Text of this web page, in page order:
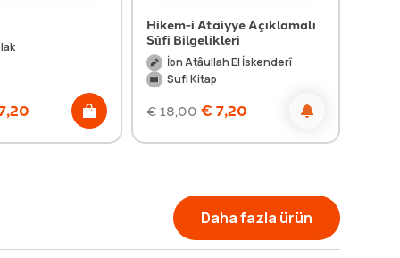
Hikem-i Ataiyye Açıklamalı
Sûfi Bilgelikleri
İbn Atâullah El İskenderî
Sufi Kitap
€18,00 € 7,20
Daha fazla ürün